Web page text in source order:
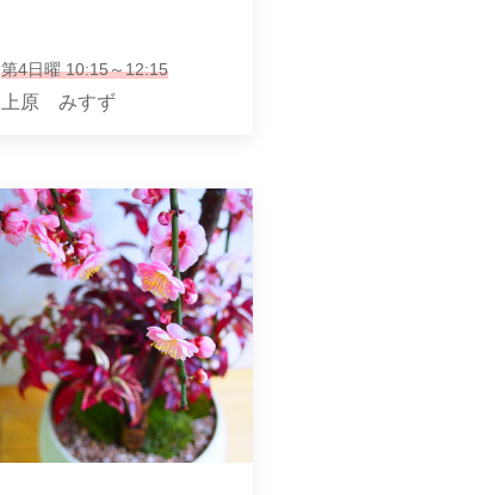
第4日曜 10:15～12:15
上原 みすず